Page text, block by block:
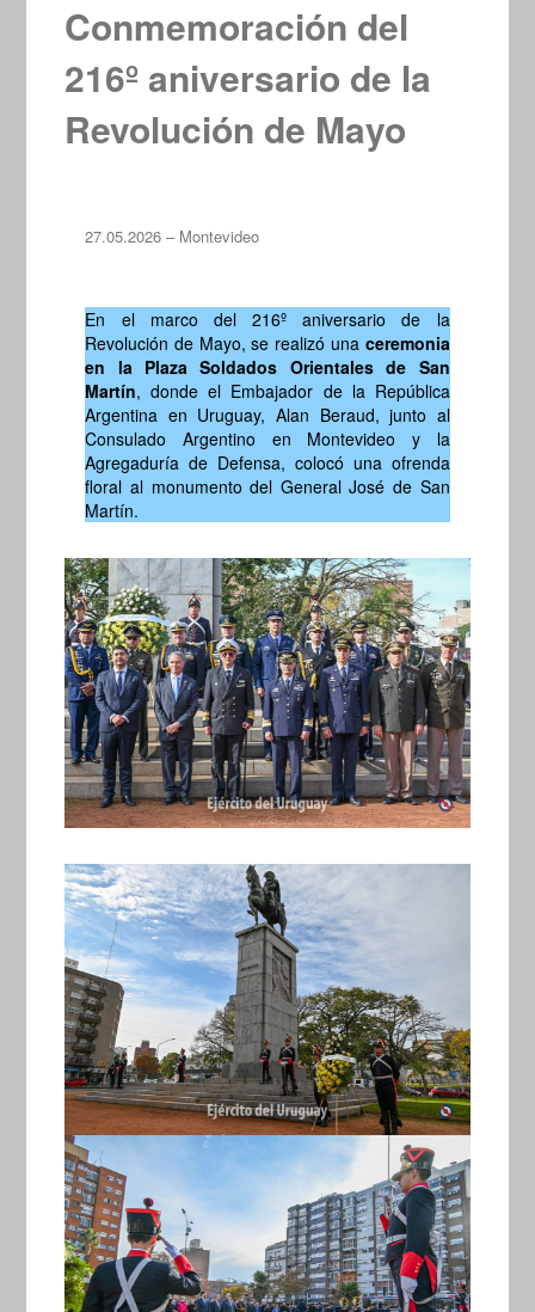
Conmemoración del
216º aniversario de la
Revolución de Mayo
27.05.2026 – Montevideo
En el marco del 216º aniversario de la
Revolución de Mayo, se realizó una ceremonia
en la Plaza Soldados Orientales de San
Martín, donde el Embajador de la República
Argentina en Uruguay, Alan Beraud, junto al
Consulado Argentino en Montevideo y la
Agregaduría de Defensa, colocó una ofrenda
floral al monumento del General José de San
Martín.